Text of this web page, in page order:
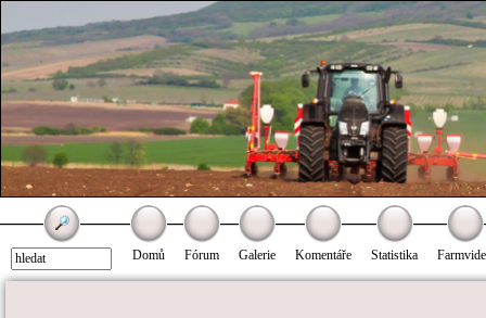
Domů Fórum Galerie Komentáře Statistika